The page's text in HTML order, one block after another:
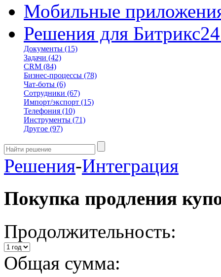
Мобильные
Решения для Битрикс24
Документы (15)
Задачи (42)
CRM (84)
Бизнес-процессы (78)
Чат-боты (6)
Сотрудники (67)
Импорт/экспорт (15)
Телефония (10)
Инструменты (71)
Другое (97)
Решения-Интеграция
Покупка продления
Продолжительность:
Общая сумма: